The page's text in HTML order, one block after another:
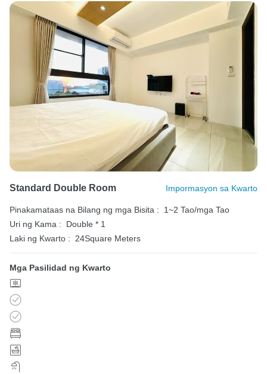
Standard Double Room Impormasyon sa Kwarto
Pinakamataas na Bilang ng mga Bisita :
1~2 Tao/mga Tao
Uri ng Kama :
Double * 1
Laki ng Kwarto :
24Square Meters
Mga Pasilidad ng Kwarto